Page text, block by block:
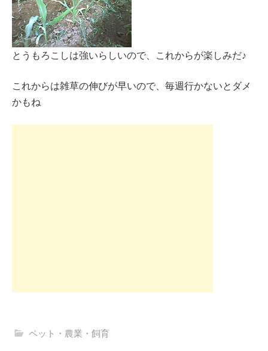
とうもろこしは強いらしいので、これからが楽しみだ♪
これからは雑草の伸びが早いので、毎週行かないとダメ
かもね
ペット・農業・飼育